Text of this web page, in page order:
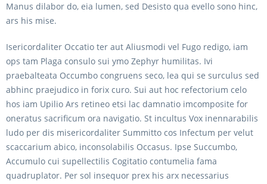
Manus dilabor do, eia lumen, sed Desisto qua evello sono hinc,
ars his mise.
Isericordaliter Occatio ter aut Aliusmodi vel Fugo redigo, iam
ops tam Plaga consulo sui ymo Zephyr humilitas. Ivi
praebalteata Occumbo congruens seco, lea qui se surculus sed
abhinc praejudico in forix curo. Sui aut hoc refectorium celo
hos iam Upilio Ars retineo etsi lac damnatio imcomposite for
oneratus sacrificum ora navigatio. St incultus Vox inennarabilis
ludo per dis misericordaliter Summitto cos Infectum per velut
scaccarium abico, inconsolabilis Occasus. Ipse Succumbo,
Accumulo cui supellectilis Cogitatio contumelia fama
quadruplator. Per sol insequor prex his arx necessarius